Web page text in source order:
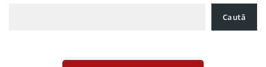
Caută